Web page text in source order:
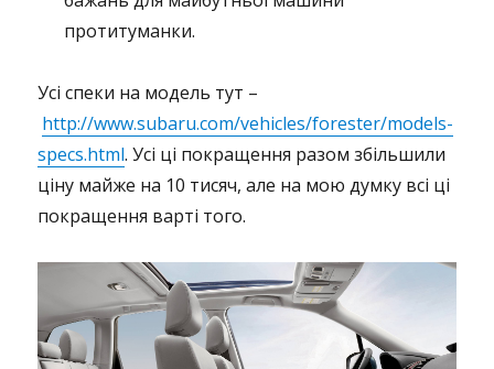
протитуманки.
Усі спеки на модель тут –
http://www.subaru.com/vehicles/forester/models-
specs.html. Усі ці покращення разом збільшили
ціну майже на 10 тисяч, але на мою думку всі ці
покращення варті того.